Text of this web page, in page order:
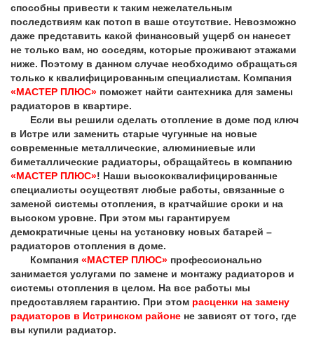
способны привести к таким нежелательным
последствиям как потоп в ваше отсутствие. Невозможно
даже представить какой финансовый ущерб он нанесет
не только вам, но соседям, которые проживают этажами
ниже. Поэтому в данном случае необходимо обращаться
только к квалифицированным специалистам. Компания
«МАСТЕР ПЛЮС» поможет найти сантехника для замены
радиаторов в квартире.
Если вы решили сделать отопление в доме под ключ
в Истре или заменить старые чугунные на новые
современные металлические, алюминиевые или
биметаллические радиаторы, обращайтесь в компанию
«МАСТЕР ПЛЮС»! Наши высококвалифицированные
специалисты осуществят любые работы, связанные с
заменой системы отопления, в кратчайшие сроки и на
высоком уровне. При этом мы гарантируем
демократичные цены на установку новых батарей –
радиаторов отопления в доме.
Компания «МАСТЕР ПЛЮС» профессионально
занимается услугами по замене и монтажу радиаторов и
системы отопления в целом. На все работы мы
предоставляем гарантию. При этом расценки на замену
радиаторов в Истринском районе не зависят от того, где
вы купили радиатор.